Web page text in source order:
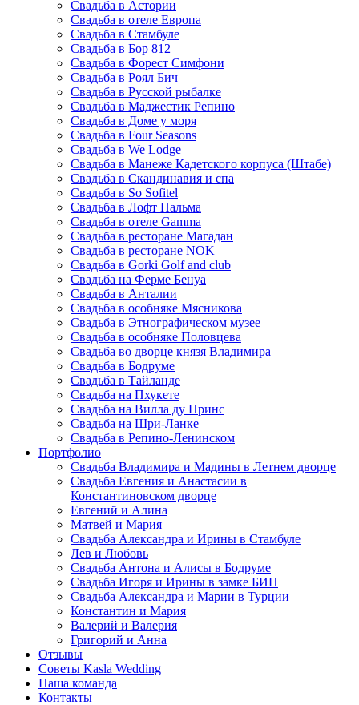
Свадьба в Астории
Свадьба в отеле Европа
Свадьба в Стамбуле
Свадьба в Бор 812
Свадьба в Форест Симфони
Свадьба в Роял Бич
Свадьба в Русской рыбалке
Свадьба в Маджестик Репино
Свадьба в Доме у моря
Свадьба в Four Seasons
Свадьба в We Lodge
Свадьба в Манеже Кадетского корпуса (Штабе)
Свадьба в Скандинавия и спа
Свадьба в So Sofitel
Свадьба в Лофт Пальма
Свадьба в отеле Gamma
Свадьба в ресторане Магадан
Свадьба в ресторане NOK
Свадьба в Gorki Golf and club
Свадьба на Ферме Бенуа
Свадьба в Анталии
Свадьба в особняке Мясникова
Свадьба в Этнографическом музее
Свадьба в особняке Половцева
Свадьба во дворце князя Владимира
Свадьба в Бодруме
Свадьба в Тайланде
Свадьба на Пхукете
Свадьба на Вилла ду Принс
Свадьба на Шри-Ланке
Свадьба в Репино-Ленинском
Портфолио
Свадьба Владимира и Мадины в Летнем дворце
Свадьба Евгения и Анастасии в
Константиновском дворце
Евгений и Алина
Матвей и Мария
Свадьба Александра и Ирины в Стамбуле
Лев и Любовь
Свадьба Антона и Алисы в Бодруме
Свадьба Игоря и Ирины в замке БИП
Свадьба Александра и Марии в Турции
Константин и Мария
Валерий и Валерия
Григорий и Анна
Отзывы
Советы Kasla Wedding
Наша команда
Контакты